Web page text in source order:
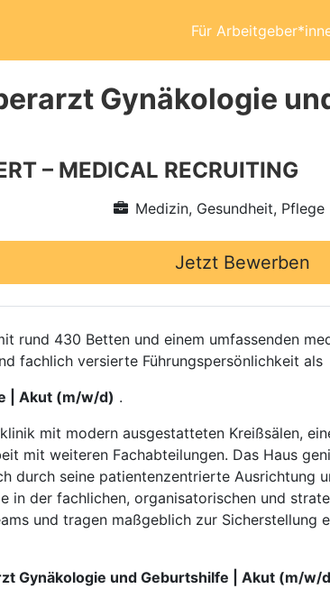
Für
Gynäkologie
– MEDICAL RECRUITING
Medizin, Gesundheit, Pflege
Jetzt Bewerben
rund 430 Betten und einem umfassenden
fachlich versierte Führungspersönlichkeit als
| Akut (m/w/d) .
mit modern ausgestatteten Kreißsälen,
mit weiteren Fachabteilungen. Das Haus
durch seine patientenzentrierte Ausrichtung
in der fachlichen, organisatorischen und
und tragen maßgeblich zur Sicherstellung
Gynäkologie und Geburtshilfe | Akut (m/w/